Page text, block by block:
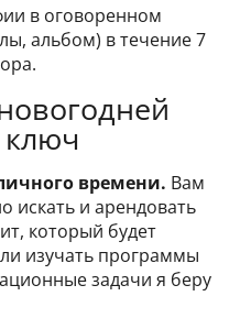
в оговоренном
альбом) в течение 7
ключ
времени. Вам
искать и арендовать
который будет
изучать программы
задачи я беру